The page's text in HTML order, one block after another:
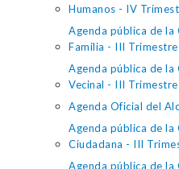
Humanos - IV
Agenda pública de la
Familia - III
Agenda pública de la
Vecinal - III
Agenda Oficial del
Agenda pública de la
Ciudadana - III
Agenda pública de la